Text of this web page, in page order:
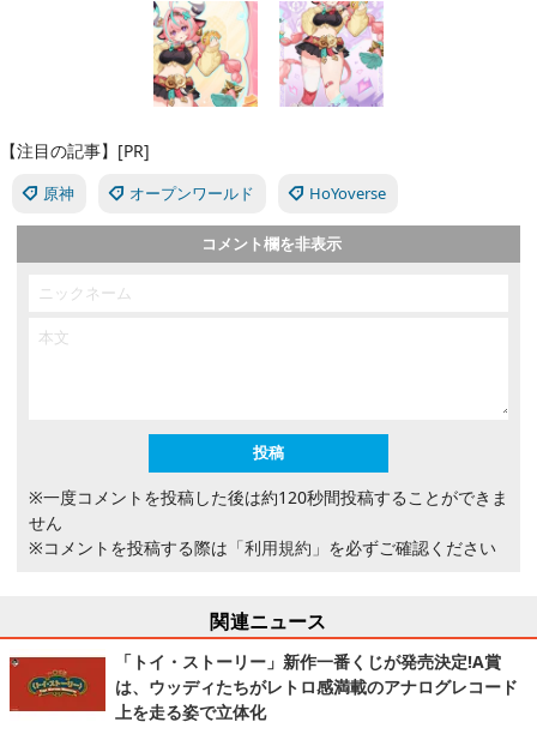
【注目の記事】[PR]
原神 オープンワールド HoYoverse
コメント欄を非表示
※一度コメントを投稿した後は約120秒間投稿することができま
せん
※コメントを投稿する際は 「利用規約」 を必ずご確認ください
関連ニュース
「トイ・ストーリー」新作一番くじが発売決定!A賞
は、ウッディたちがレトロ感満載のアナログレコード
上を走る姿で立体化